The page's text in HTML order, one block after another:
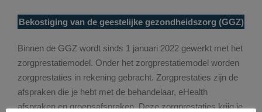
Bekostiging van de geestelijke gezondheidszorg (GGZ)
Binnen de GGZ wordt sinds 1 januari 2022 gewerkt met het
zorgprestatiemodel. Onder het zorgprestatiemodel worden
zorgprestaties in rekening gebracht. Zorgprestaties zijn de
afspraken die je hebt met de behandelaar, eHealth
afspraken en groepsafspraken. Deze zorgprestaties krijg je